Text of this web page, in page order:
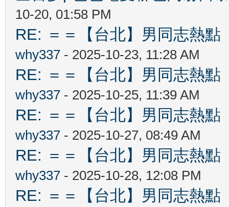
10-20, 01:58 PM
RE: ＝＝【台北】男同志熱
why337 - 2025-10-23, 11:28 AM
RE: ＝＝【台北】男同志熱
why337 - 2025-10-25, 11:39 AM
RE: ＝＝【台北】男同志熱
why337 - 2025-10-27, 08:49 AM
RE: ＝＝【台北】男同志熱
why337 - 2025-10-28, 12:08 PM
RE: ＝＝【台北】男同志熱